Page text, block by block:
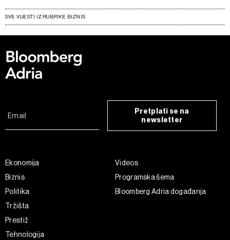
SVE VIJESTI IZ RUBRIKE BIZNIS
Pretplati se na
newsletter
Ekonomija
Biznis
Politika
Tržišta
Prestiž
Tehnologija
Videos
Programska šema
Bloomberg Adria događanja